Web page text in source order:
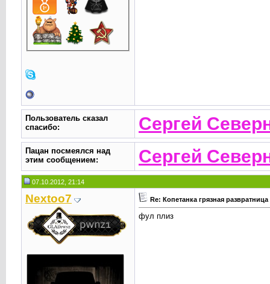
Пользователь сказал
cпасибо:
Сергей
Пацан посмеялся над
этим сообщением:
Сергей
07.10.2012, 21:14
Nextoo7 Re: Копетанка грязная развратница
фул плиз